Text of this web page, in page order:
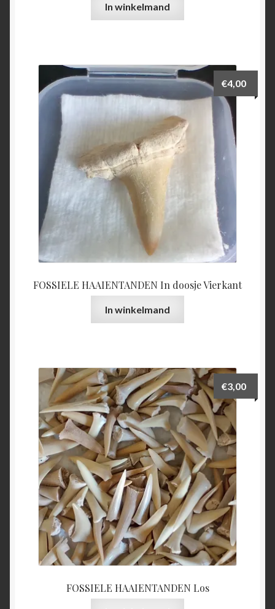
In winkelmand
FOSSIELE HAAIENTANDEN In doosje Vierkant
€4,00
In winkelmand
FOSSIELE HAAIENTANDEN Los
€3,00